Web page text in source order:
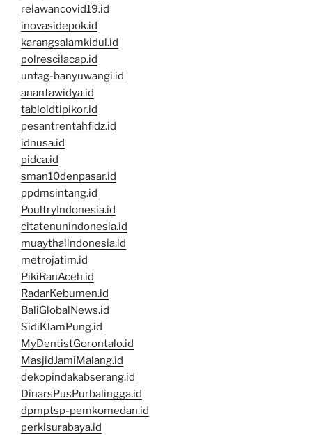
relawancovid19.id
inovasidepok.id
karangsalamkidul.id
polrescilacap.id
untag-banyuwangi.id
anantawidya.id
tabloidtipikor.id
pesantrentahfidz.id
idnusa.id
pidca.id
sman10denpasar.id
ppdmsintang.id
PoultryIndonesia.id
citatenunindonesia.id
muaythaiindonesia.id
metrojatim.id
PikiRanAceh.id
RadarKebumen.id
BaliGlobalNews.id
SidiKlamPung.id
MyDentistGorontalo.id
MasjidJamiMalang.id
dekopindakabserang.id
DinarsPusPurbalingga.id
dpmptsp-pemkomedan.id
perkisurabaya.id